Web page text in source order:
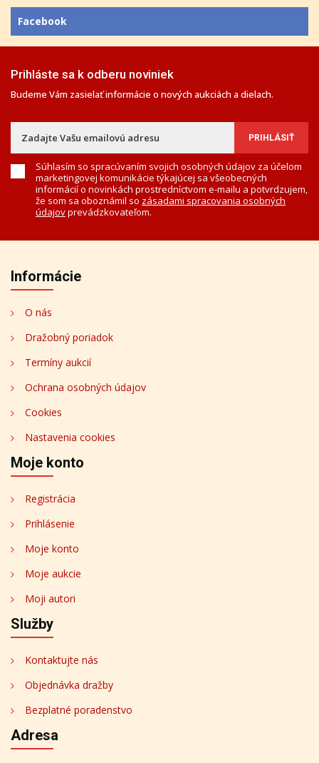
Facebook
Prihláste sa k odberu noviniek
Budeme Vám zasielať informácie o nových aukciách a dielach.
Súhlasím so spracúvaním svojich osobných údajov za účelom
marketingovej komunikácie týkajúcej sa všeobecných
informácií o novinkách prostredníctvom e-mailu a potvrdzujem,
že som sa oboznámil so zásadami spracovania osobných
údajovprevádzkovateľom.
Informácie
O nás
Dražobný poriadok
Termíny aukcií
Ochrana osobných údajov
Cookies
Nastavenia cookies
Moje konto
Registrácia
Prihlásenie
Moje konto
Moje aukcie
Moji autori
Služby
Kontaktujte nás
Objednávka dražby
Bezplatné poradenstvo
Adresa